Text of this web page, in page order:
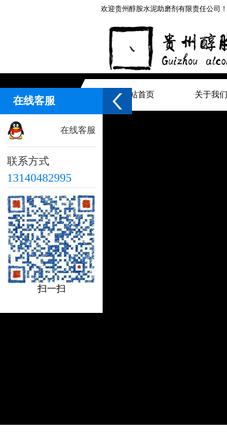
欢迎贵州醇胺水泥助磨剂有限责任公司！
网站首页 关于我们
在线客服
在线客服
联系方式
13140482995
扫一扫